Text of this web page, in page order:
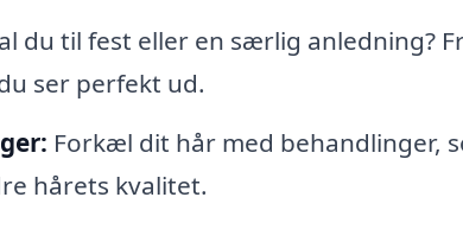
du til fest eller en særlig anledning?
ser perfekt ud.
Forkæl dit hår med behandlinger,
hårets kvalitet.